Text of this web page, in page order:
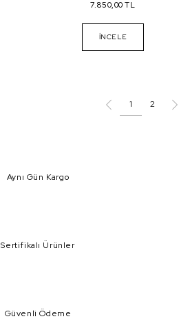
7.850,00 TL
İNCELE
1 2
Aynı Gün Kargo
Sertifikalı Ürünler
Güvenli Ödeme